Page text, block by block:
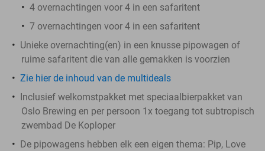
4 overnachtingen voor 4 in een safaritent
7 overnachtingen voor 4 in een safaritent
Unieke overnachting(en) in een knusse pipowagen of
ruime safaritent die van alle gemakken is voorzien
Zie hier de inhoud van de multideals
Inclusief welkomstpakket met speciaalbierpakket van
Oslo Brewing en per persoon 1x toegang tot subtropisch
zwembad De Koploper
De pipowagens hebben elk een eigen thema: Pip, Love